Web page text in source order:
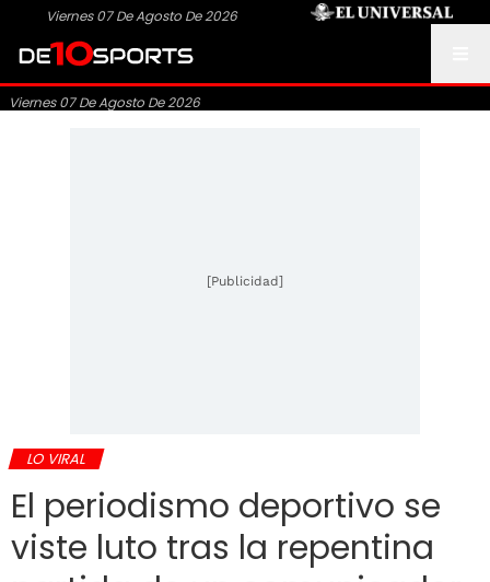
Viernes 07 De Agosto De 2026
Viernes 07 De Agosto De 2026
[Publicidad]
LO VIRAL
El periodismo deportivo se
viste luto tras la repentina